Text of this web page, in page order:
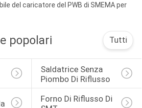
del caricatore del PWB di SMEMA per
popolari Tutti
Saldatrice Senza
Piombo Di Riflusso
Forno Di Riflusso Di